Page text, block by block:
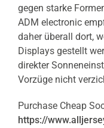
gegen starke
ADM electronic
daher überall dort,
Displays gestellt
direkter
Vorzüge nicht
Purchase Cheap
https://